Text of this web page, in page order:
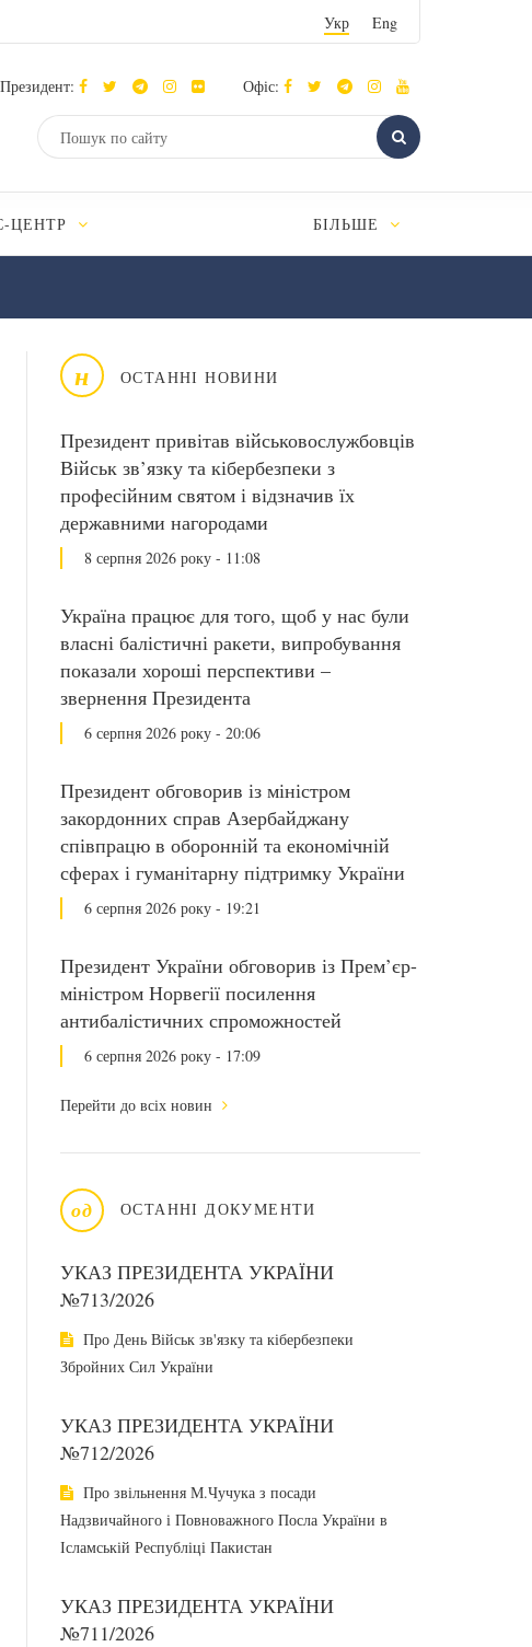
Укр Eng
Президент: Офіс:
ЦЕНТР БІЛЬШЕ
н ОСТАННІ НОВИНИ
Президент привітав військовослужбовців
Військ зв’язку та кібербезпеки з
професійним святом і відзначив їх
державними нагородами
8 серпня 2026 року - 11:08
Україна працює для того, щоб у нас були
власні балістичні ракети, випробування
показали хороші перспективи –
звернення Президента
6 серпня 2026 року - 20:06
Президент обговорив із міністром
закордонних справ Азербайджану
співпрацю в оборонній та економічній
сферах і гуманітарну підтримку України
6 серпня 2026 року - 19:21
Президент України обговорив із Прем’єр-
міністром Норвегії посилення
антибалістичних спроможностей
6 серпня 2026 року - 17:09
Перейти до всіх новин
од ОСТАННІ ДОКУМЕНТИ
УКАЗ ПРЕЗИДЕНТА УКРАЇНИ
№713/2026
Про День Військ зв'язку та кібербезпеки
Збройних Сил України
УКАЗ ПРЕЗИДЕНТА УКРАЇНИ
№712/2026
Про звільнення М.Чучука з посади
Надзвичайного і Повноважного Посла України в
Ісламській Республіці Пакистан
УКАЗ ПРЕЗИДЕНТА УКРАЇНИ
№711/2026